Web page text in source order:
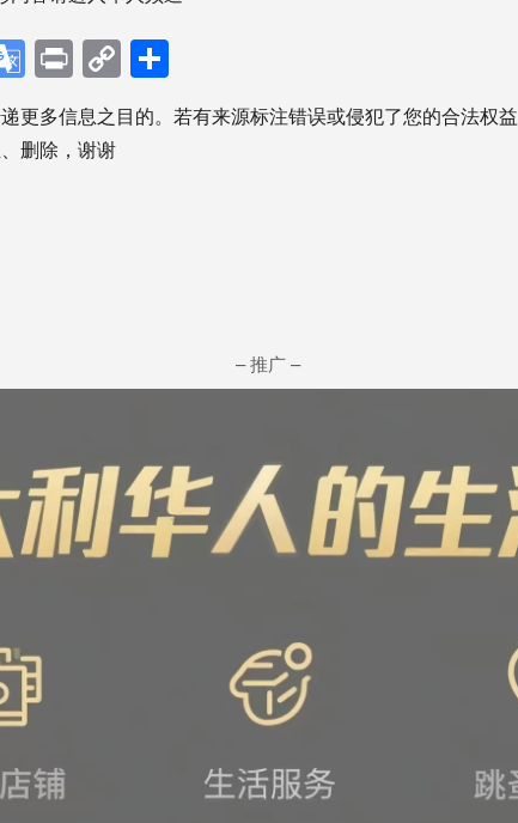
Google
Translate
PrintCopy
Link享
更多信息之目的。若有来源标注错误或侵犯了您的合法权
删除，谢谢
– 推广 –